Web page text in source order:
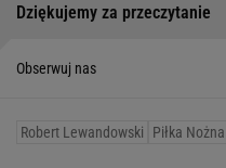
Dziękujemy za przeczytanie
Obserwuj nas
Robert Lewandowski Piłka Nożna